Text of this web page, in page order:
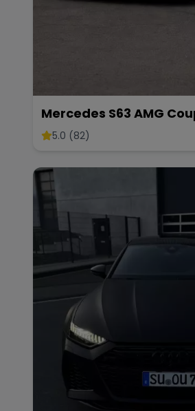
Mercedes S63 AMG
5.0 (82)